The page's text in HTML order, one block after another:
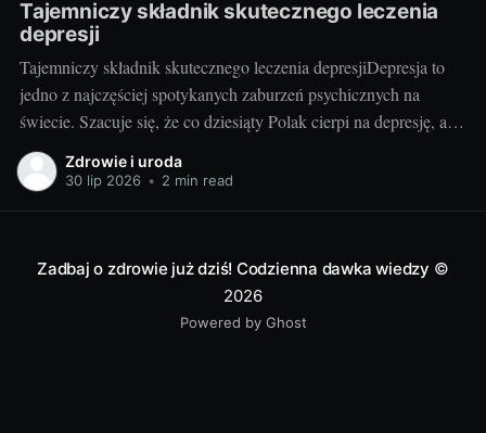
Tajemniczy składnik skutecznego leczenia
depresji
Tajemniczy składnik skutecznego leczenia depresjiDepresja to
jedno z najczęściej spotykanych zaburzeń psychicznych na
świecie. Szacuje się, że co dziesiąty Polak cierpi na depresję, a
problem ten dotyczy niezależnie zarówno kobiet, jak i mężczyzn,
ludzi w różnym wieku, o różnym statusie społecznym i
Zdrowie i uroda
30 lip 2026 • 2 min read
Zadbaj o zdrowie już dziś! Codzienna dawka wiedzy ©
2026
Powered by Ghost